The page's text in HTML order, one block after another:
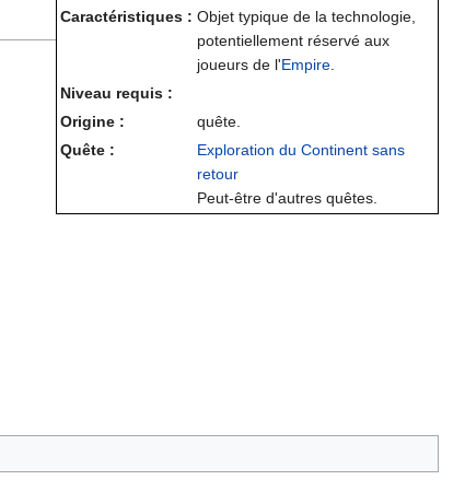
Caractéristiques : Objet typique de la technologie,
potentiellement réservé aux
joueurs de l'Empire.
Niveau requis :
Origine :
quête.
Quête :
Exploration du Continent sans
retour
Peut-être d'autres quêtes.